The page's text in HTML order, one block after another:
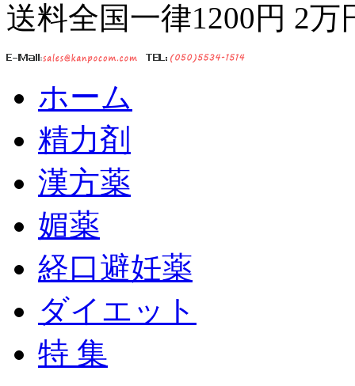
送料全国一律1200円 2
ホーム
精力剤
漢方薬
媚薬
経口避妊薬
ダイエット
特 集